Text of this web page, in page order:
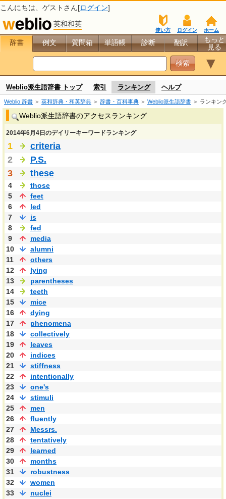
こんにちは、 ゲスト さん[ログイン]
英和和英
ホーム
ログイン
使い方
辞書 例文 質問箱 単語帳 診断 翻訳
もっと
見る
▼
Weblio派生語辞書 トップ 索引 ランキング ヘルプ
Weblio 辞書 ＞ 英和辞典・和英辞典 ＞ 辞書・百科事典 ＞ Weblio派生語辞書 ＞ ランキン
Weblio派生語辞書のアクセスランキング
2014年6月4日のデイリーキーワードランキング
1
criteria
2
P.S.
3
these
4
those
5
feet
6
led
7
is
8
fed
9
media
10
alumni
11
others
12
lying
13
parentheses
14
teeth
15
mice
16
dying
17
phenomena
18
collectively
19
leaves
20
indices
21
stiffness
22
intentionally
23
one's
24
stimuli
25
men
26
fluently
27
Messrs.
28
tentatively
29
learned
30
months
31
robustness
32
women
33
nuclei